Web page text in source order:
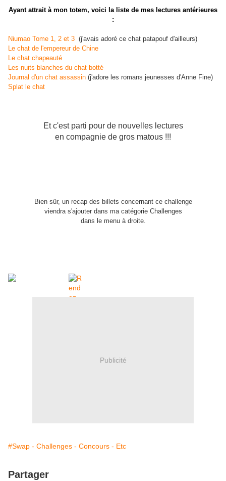
Ayant attrait à mon totem, voici la liste de mes lectures antérieures
:
Niumao Tome 1, 2 et 3 (j'avais adoré ce chat patapouf d'ailleurs)
Le chat de l'empereur de Chine
Le chat chapeauté
Les nuits blanches du chat botté
Journal d'un chat assassin (j'adore les romans jeunesses d'Anne Fine)
Splat le chat
Et c'est parti pour de nouvelles lectures
en compagnie de gros matous !!!
Bien sûr, un recap des billets concernant ce challenge
viendra s'ajouter dans ma catégorie Challenges
dans le menu à droite.
Publicité
#Swap - Challenges - Concours - Etc
Partager